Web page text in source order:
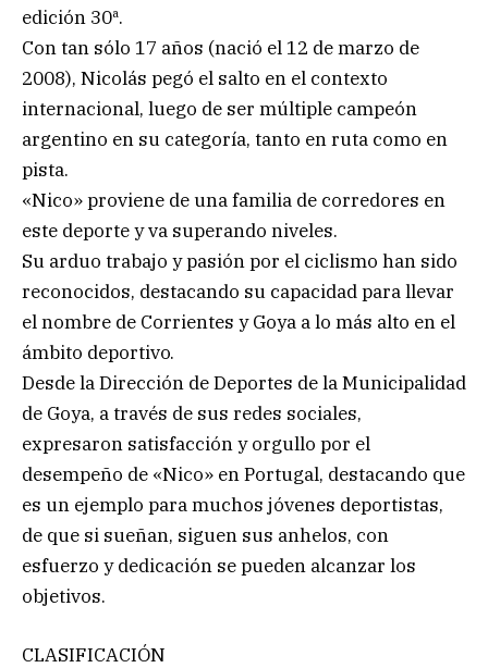
edición 30ª.
Con tan sólo 17 años (nació el 12 de marzo de
2008), Nicolás pegó el salto en el contexto
internacional, luego de ser múltiple campeón
argentino en su categoría, tanto en ruta como en
pista.
«Nico» proviene de una familia de corredores en
este deporte y va superando niveles.
Su arduo trabajo y pasión por el ciclismo han sido
reconocidos, destacando su capacidad para llevar
el nombre de Corrientes y Goya a lo más alto en el
ámbito deportivo.
Desde la Dirección de Deportes de la Municipalidad
de Goya, a través de sus redes sociales,
expresaron satisfacción y orgullo por el
desempeño de «Nico» en Portugal, destacando que
es un ejemplo para muchos jóvenes deportistas,
de que si sueñan, siguen sus anhelos, con
esfuerzo y dedicación se pueden alcanzar los
objetivos.
CLASIFICACIÓN